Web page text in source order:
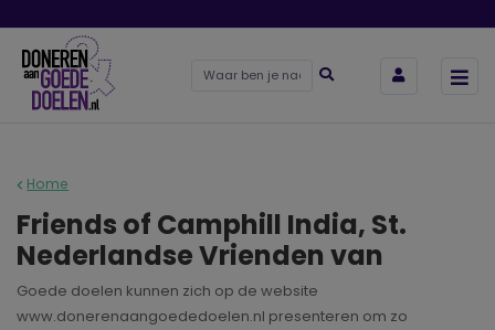
Home
Friends of Camphill India, St.
Nederlandse Vrienden van
Goede doelen kunnen zich op de website
www.donerenaangoededoelen.nl presenteren om zo